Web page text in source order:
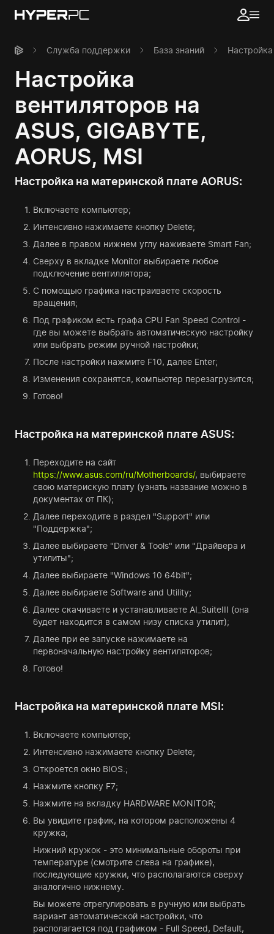
Служба поддержки База знаний Настройка
Настройка
вентиляторов на
ASUS, GIGABYTE,
AORUS, MSI
Настройка на материнской плате AORUS:
Включаете компьютер;
Интенсивно нажимаете кнопку Delete;
Далее в правом нижнем углу наживаете Smart Fan;
Сверху в вкладке Monitor выбираете любое
подключение вентиллятора;
С помощью графика настраиваете скорость
вращения;
Под графиком есть графа CPU Fan Speed Control -
где вы можете выбрать автоматическую настройку
или выбрать режим ручной настройки;
После настройки нажмите F10, далее Enter;
Изменения сохранятся, компьютер перезагрузится;
Готово!
Настройка на материнской плате ASUS:
Переходите на сайт
https://www.asus.com/ru/Motherboards/, выбираете
свою материскую плату (узнать название можно в
документах от ПК);
Далее переходите в раздел "Support" или
"Поддержка";
Далее выбираете "Driver & Tools" или "Драйвера и
утилиты";
Далее выбираете "Windows 10 64bit";
Далее выбираете Software and Utility;
Далее скачиваете и устанавливаете AI_SuiteIII (она
будет находится в самом низу списка утилит);
Далее при ее запуске нажимаете на
первоначальную настройку вентиляторов;
Готово!
Настройка на материнской плате MSI:
Включаете компьютер;
Интенсивно нажимаете кнопку Delete;
Откроется окно BIOS.;
Нажмите кнопку F7;
Нажмите на вкладку HARDWARE MONITOR;
Вы увидите график, на котором расположены 4
кружка;
Нижний кружок - это минимальные обороты при
температуре (смотрите слева на графике),
последующие кружки, что располагаются сверху
аналогично нижнему.
Вы можете отрегулировать в ручную или выбрать
вариант автоматической настройки, что
располагается под графиком - Full Speed, Default,